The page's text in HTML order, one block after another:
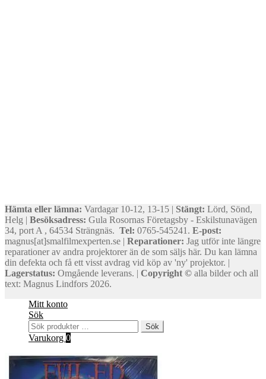
Hämta eller lämna: Vardagar 10-12, 13-15 | Stängt: Lörd, Sönd,
Helg | Besöksadress: Gula Rosornas Företagsby - Eskilstunavägen
34, port A , 64534 Strängnäs. Tel: 0765-545241. E-post:
magnus[at]smalfilmexperten.se | Reparationer: Jag utför inte längre
reparationer av andra projektorer än de som säljs här. Du kan lämna
din defekta och få ett visst avdrag vid köp av 'ny' projektor. |
Lagerstatus: Omgående leverans. | Copyright © alla bilder och all
text: Magnus Lindfors 2026.
Mitt konto
Sök
Sök
efter:
Sök
Varukorg 0